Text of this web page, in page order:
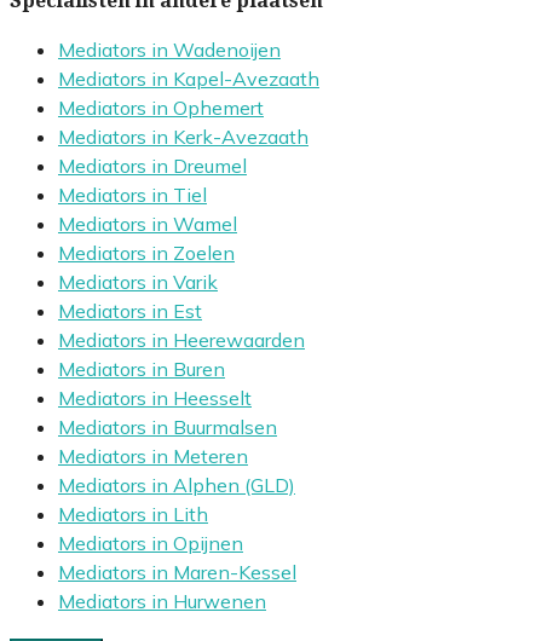
Mediators in Wadenoijen
Mediators in Kapel-Avezaath
Mediators in Ophemert
Mediators in Kerk-Avezaath
Mediators in Dreumel
Mediators in Tiel
Mediators in Wamel
Mediators in Zoelen
Mediators in Varik
Mediators in Est
Mediators in Heerewaarden
Mediators in Buren
Mediators in Heesselt
Mediators in Buurmalsen
Mediators in Meteren
Mediators in Alphen (GLD)
Mediators in Lith
Mediators in Opijnen
Mediators in Maren-Kessel
Mediators in Hurwenen